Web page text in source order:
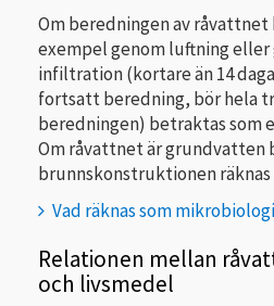
Om beredningen av
exempel genom luftning
infiltration (kortare än 14
fortsatt beredning, bör hela
beredningen) betraktas som
Om råvattnet är grundvatten
brunnskonstruktionen
Vad räknas som
Relationen mellan
och livsmedel